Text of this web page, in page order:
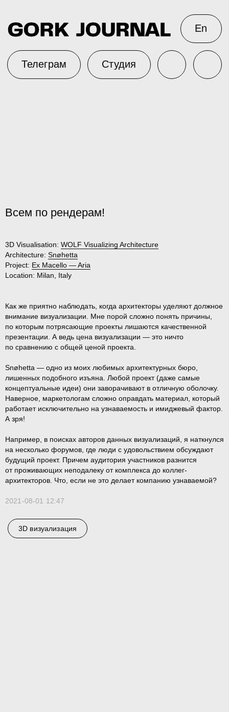
Всем по рендерам!
3D Visualisation: WOLF Visualizing Architecture
Architecture: Snøhetta
Project: Ex Macello — Aria
Location: Milan, Italy
Как же приятно наблюдать, когда архитекторы уделяют должное
внимание визуализации. Мне порой сложно понять причины,
по которым потрясающие проекты лишаются качественной
презентации. А ведь цена визуализации — это ничто
по сравнению с общей ценой проекта.
Snøhetta — одно из моих любимых архитектурных бюро,
лишенных подобного изъяна. Любой проект (даже самые
концептуальные идеи) они заворачивают в отличную оболочку.
Наверное, маркетологам сложно оправдать материал, который
работает исключительно на узнаваемость и имиджевый фактор.
А зря!
Например, в поисках авторов данных визуализаций, я наткнулся
на несколько форумов, где люди с удовольствием обсуждают
будущий проект. Причем аудитория участников разнится
от проживающих неподалеку от комплекса до коллег-
архитекторов. Что, если не это делает компанию узнаваемой?
2021-08-01 12:47
3D визуализация